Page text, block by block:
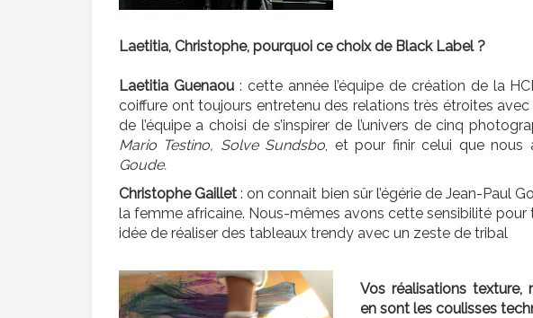
Laetitia, Christophe, pourquoi ce choix de Black Label ?
Laetitia Guenaou : cette année l’équipe de création de la
coiffure ont toujours entretenu des relations très étroites
de l’équipe a choisi de s’inspirer de l’univers de cinq
Mario Testino, Solve Sundsbo , et pour finir celui que
Goude.
Christophe Gaillet : on connait bien sûr l’égérie de Jean-Paul
la femme africaine. Nous-mêmes avons cette sensibilité
idée de réaliser des tableaux trendy avec un zeste de tribal
Vos réalisations texture,
en sont les coulisses